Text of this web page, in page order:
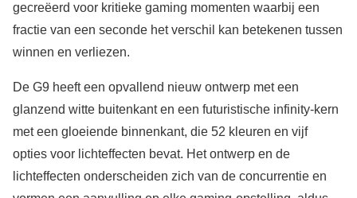
gecreëerd voor kritieke gaming momenten waarbij een
fractie van een seconde het verschil kan betekenen tussen
winnen en verliezen.
De G9 heeft een opvallend nieuw ontwerp met een
glanzend witte buitenkant en een futuristische infinity-kern
met een gloeiende binnenkant, die 52 kleuren en vijf
opties voor lichteffecten bevat. Het ontwerp en de
lichteffecten onderscheiden zich van de concurrentie en